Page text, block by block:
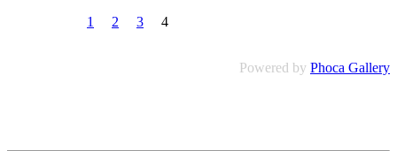
1
2 3 4
Powered by Phoca Gallery